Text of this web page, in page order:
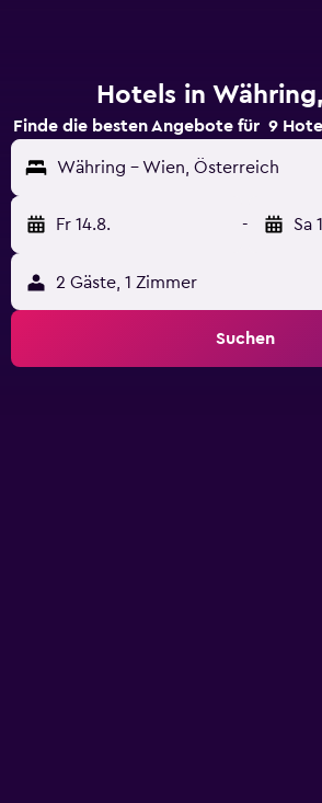
Hotels in
Finde die besten Angebote für 9
Währing - Wien, Österreich
Fr 14.8. - Sa
2 Gäste, 1 Zimmer
Suchen